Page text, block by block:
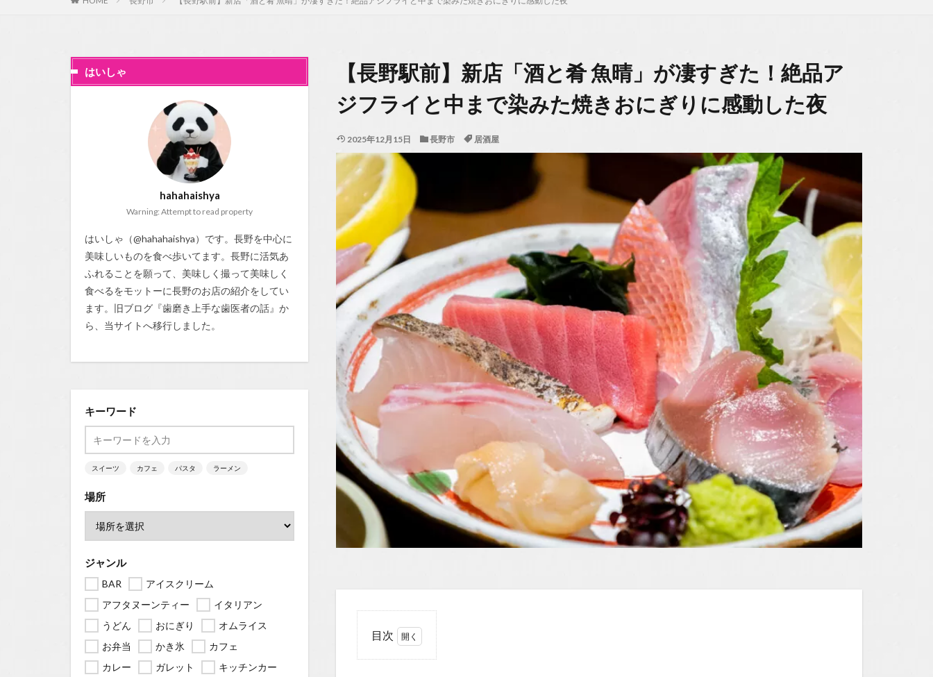
【長野駅前】新店「酒と肴 魚晴」が凄すぎた！絶品ア
ジフライと中まで染みた焼きおにぎりに感動した夜
2025年12月15日 長野市 居酒屋
目次
はいしゃ
hahahaishya
Warning: Attempt to read property
はいしゃ（@hahahaishya）です。長野を中心に
美味しいものを食べ歩いてます。長野に活気あ
ふれることを願って、美味しく撮って美味しく
食べるをモットーに長野のお店の紹介をしてい
ます。旧ブログ『歯磨き上手な歯医者の話』か
ら、当サイトへ移行しました。
キーワード
スイーツ カフェ パスタ ラーメン
場所
ジャンル
BAR
アイスクリーム
アフタヌーンティー
イタリアン
うどん
おにぎり
オムライス
お弁当
かき氷
カフェ
カレー
ガレット
キッチンカー